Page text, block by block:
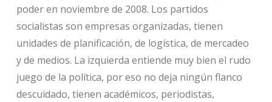
poder en noviembre de 2008. Los partidos
socialistas son empresas organizadas, tienen
unidades de planificación, de logística, de mercadeo
y de medios. La izquierda entiende muy bien el rudo
juego de la política, por eso no deja ningún flanco
descuidado, tienen académicos, periodistas,